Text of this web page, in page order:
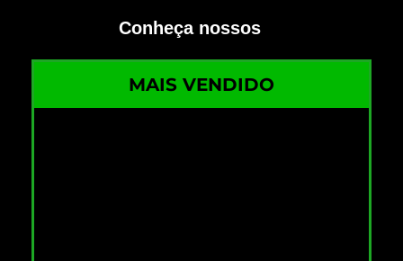
Conheça nossos
MAIS VENDIDO